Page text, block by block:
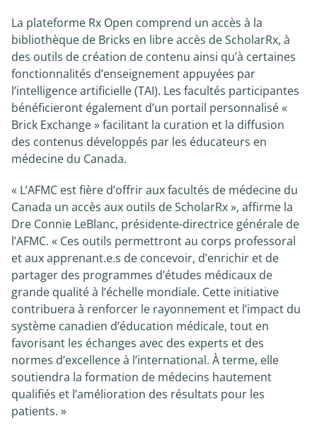
La plateforme Rx Open comprend un accès à la
bibliothèque de Bricks en libre accès de ScholarRx, à
des outils de création de contenu ainsi qu’à certaines
fonctionnalités d’enseignement appuyées par
l’intelligence artificielle (TAI). Les facultés participantes
bénéficieront également d’un portail personnalisé «
Brick Exchange » facilitant la curation et la diffusion
des contenus développés par les éducateurs en
médecine du Canada.
« L’AFMC est fière d’offrir aux facultés de médecine du
Canada un accès aux outils de ScholarRx », affirme la
Dre Connie LeBlanc, présidente-directrice générale de
l’AFMC. « Ces outils permettront au corps professoral
et aux apprenant.e.s de concevoir, d’enrichir et de
partager des programmes d’études médicaux de
grande qualité à l’échelle mondiale. Cette initiative
contribuera à renforcer le rayonnement et l’impact du
système canadien d’éducation médicale, tout en
favorisant les échanges avec des experts et des
normes d’excellence à l’international. À terme, elle
soutiendra la formation de médecins hautement
qualifiés et l’amélioration des résultats pour les
patients. »